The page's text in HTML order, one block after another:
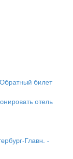
Обратный билет
отель
Главн. -